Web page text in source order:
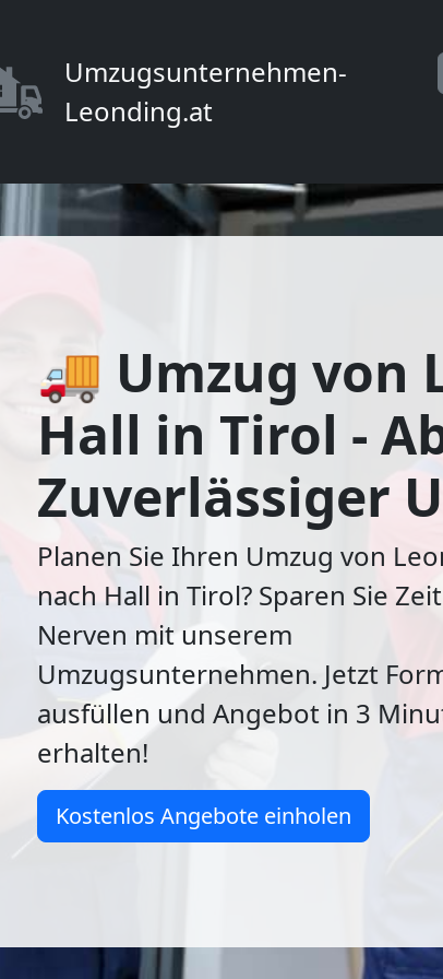
Umzugsunternehmen-
Leonding.at
🚚 Umzug von
Hall in Tirol -
Zuverlässiger
Planen Sie Ihren Umzug von
nach Hall in Tirol? Sparen Sie
Nerven mit unserem
Umzugsunternehmen. Jetzt
ausfüllen und Angebot in 3
erhalten!
Kostenlos Angebote einholen